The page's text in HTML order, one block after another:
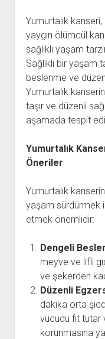
Yumurtalık
yaygın ölümcül
sağlıklı yaşam
Sağlıklı bir yaşam
beslenme ve
Yumurtalık
taşır ve düzenli
aşamada tespit
Yumurtalık
Öneriler
Yumurtalık
yaşam sürdürmek
etmek önemlidir:
Dengeli
meyve ve lifli
ve şekerden
Düzenli
dakika orta
vücudu fit tutar
korunmasına